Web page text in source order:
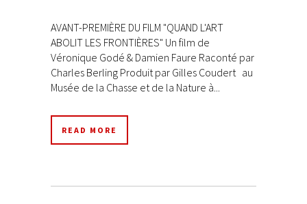
AVANT-PREMIÈRE DU FILM "QUAND L'ART
ABOLIT LES FRONTIÈRES" Un film de
Véronique Godé & Damien Faure Raconté par
Charles Berling Produit par Gilles Coudert au
Musée de la Chasse et de la Nature à...
READ MORE